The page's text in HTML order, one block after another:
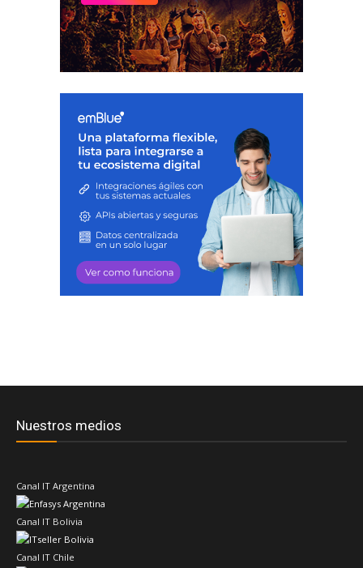
Nuestros medios
Canal IT Argentina
Canal IT Bolivia
Canal IT Chile